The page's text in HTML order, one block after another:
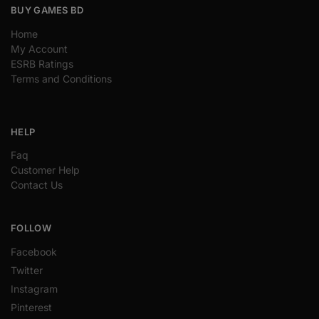
BUY GAMES BD
Home
My Account
ESRB Ratings
Terms and Conditions
HELP
Faq
Customer Help
Contact Us
FOLLOW
Facebook
Twitter
Instagram
Pinterest